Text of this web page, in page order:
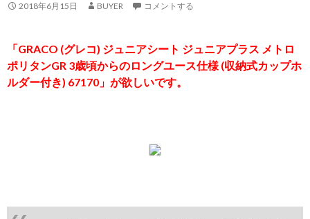
2018年6月15日 BUYER コメントする
「GRACO (グレコ) ジュニアシート ジュニアプラス メトロ
ポリタンGR 3歳頃からのロングユース仕様 (収納式カップホ
ルダー付き) 67170」が欲しいです。